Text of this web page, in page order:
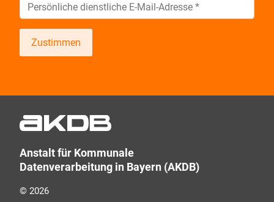
Zustimmen
Umfragen in allen Produktbereichen des AKDB
selbstverständlich kostenlos. Aber auch schnell und
ressourcenschonend, eben ganz zeitgemäß digital.
Dafür benötigen wir Ihre Einwilligung, die Sie jederzeit
Anstalt für Kommunale
Datenverarbeitung in Bayern (AKDB)
© 2026